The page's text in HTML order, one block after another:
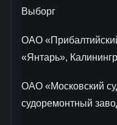
Выборг
ОАО
«Янтарь»,
ОАО «Московский
судоремонтный